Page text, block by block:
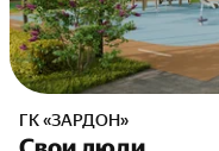
ГК «ЗАРДОН»